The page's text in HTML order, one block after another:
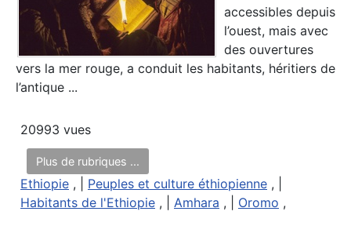
accessibles depuis
l’ouest, mais avec
des ouvertures
vers la mer rouge, a conduit les habitants, héritiers de
l’antique ...
20993 vues
Plus de rubriques ...
Ethiopie , | Peuples et culture éthiopienne , |
Habitants de l'Ethiopie , | Amhara , | Oromo ,